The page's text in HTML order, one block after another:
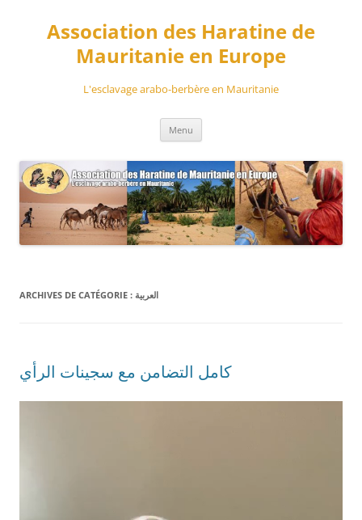
contenuAssociation des Haratine de
Mauritanie en Europe
L'esclavage arabo-berbère en Mauritanie
Menu
ARCHIVES DE CATÉGORIE : العربية
كامل التضامن مع سجينات الرأي